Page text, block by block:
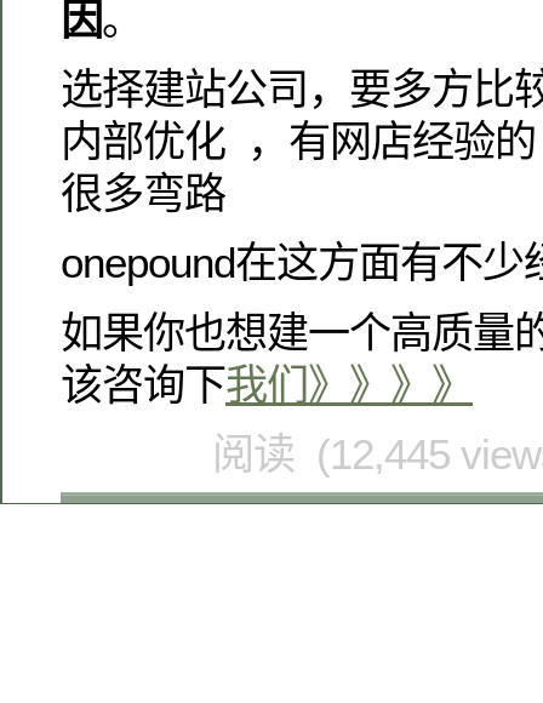
因。
选择建站公司，要多方比
内部优化 ，有网店经验
很多弯路
onepound在这方面有不少
如果你也想建一个高质量
该咨询下我们》》》》
阅读 (12,445